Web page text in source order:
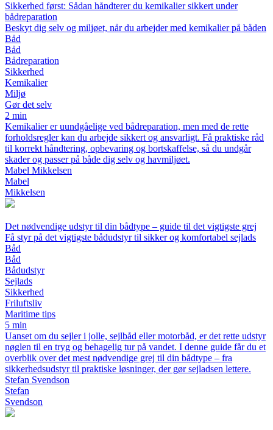
Sikkerhed først: Sådan håndterer du kemikalier sikkert under
bådreparation
Beskyt dig selv og miljøet, når du arbejder med kemikalier på båden
Båd
Båd
Bådreparation
Sikkerhed
Kemikalier
Miljø
Gør det selv
2 min
Kemikalier er uundgåelige ved bådreparation, men med de rette
forholdsregler kan du arbejde sikkert og ansvarligt. Få praktiske råd
til korrekt håndtering, opbevaring og bortskaffelse, så du undgår
skader og passer på både dig selv og havmiljøet.
Mabel Mikkelsen
Mabel
Mikkelsen
Det nødvendige udstyr til din bådtype – guide til det vigtigste grej
Få styr på det vigtigste bådudstyr til sikker og komfortabel sejlads
Båd
Båd
Bådudstyr
Sejlads
Sikkerhed
Friluftsliv
Maritime tips
5 min
Uanset om du sejler i jolle, sejlbåd eller motorbåd, er det rette udstyr
nøglen til en tryg og behagelig tur på vandet. I denne guide får du et
overblik over det mest nødvendige grej til din bådtype – fra
sikkerhedsudstyr til praktiske løsninger, der gør sejladsen lettere.
Stefan Svendson
Stefan
Svendson